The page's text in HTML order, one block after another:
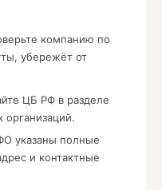
компанию по
убережёт от
ЦБ РФ в разделе
организаций.
указаны полные
и контактные